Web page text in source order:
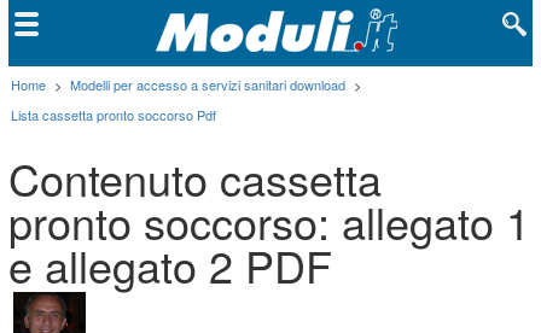
Home > Modelli per accesso a servizi sanitari download >
Lista cassetta pronto soccorso Pdf
Contenuto cassetta
pronto soccorso: allegato 1
e allegato 2 PDF